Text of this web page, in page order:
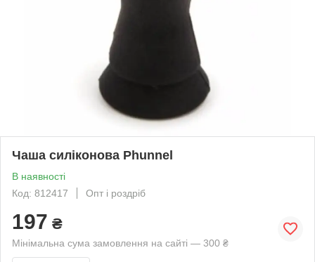
Чаша силіконова Phunnel
В наявності
Код: 812417
Опт і роздріб
197 ₴
Мінімальна сума замовлення на сайті — 300 ₴